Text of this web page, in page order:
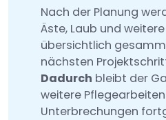
Nach der Planung
Äste, Laub und
übersichtlich
nächsten
Dadurch bleibt der
weitere
Unterbrechungen